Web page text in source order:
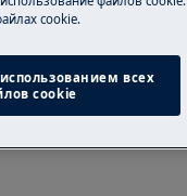
cookie.
всех
cookie